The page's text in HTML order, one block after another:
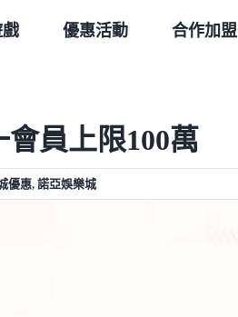
優惠活動 合作加盟
員上限100萬
優惠, 諾亞娛樂城